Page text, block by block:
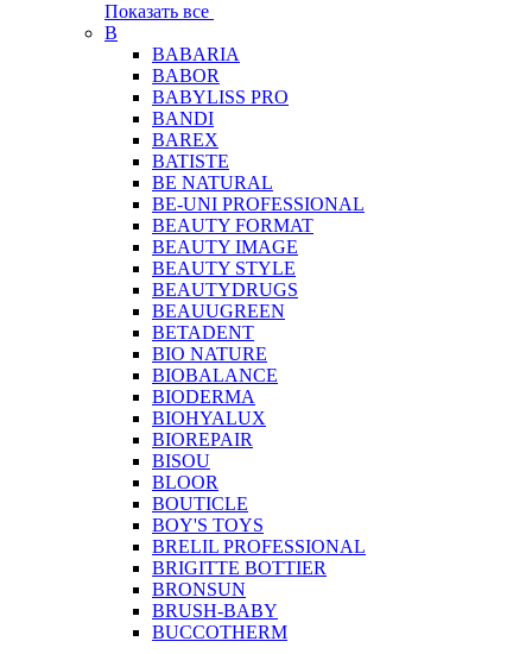
Показать все
B
BABARIA
BABOR
BABYLISS PRO
BANDI
BAREX
BATISTE
BE NATURAL
BE-UNI PROFESSIONAL
BEAUTY FORMAT
BEAUTY IMAGE
BEAUTY STYLE
BEAUTYDRUGS
BEAUUGREEN
BETADENT
BIO NATURE
BIOBALANCE
BIODERMA
BIOHYALUX
BIOREPAIR
BISOU
BLOOR
BOUTICLE
BOY'S TOYS
BRELIL PROFESSIONAL
BRIGITTE BOTTIER
BRONSUN
BRUSH-BABY
BUCCOTHERM